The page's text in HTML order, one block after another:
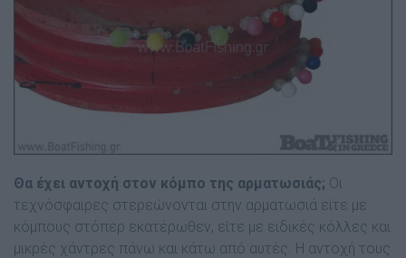
Θα έχει αντοχή στον κόµπο της αρματωσιάς; Οι
τεχνόσφαιρες στερεώνονται στην αρµατωσιά είτε µε
κόµπους στόπερ εκατέρωθεν, είτε µε ειδικές κόλλες και
µικρές χάντρες πάνω και κάτω από αυτές. Η αντοχή τους